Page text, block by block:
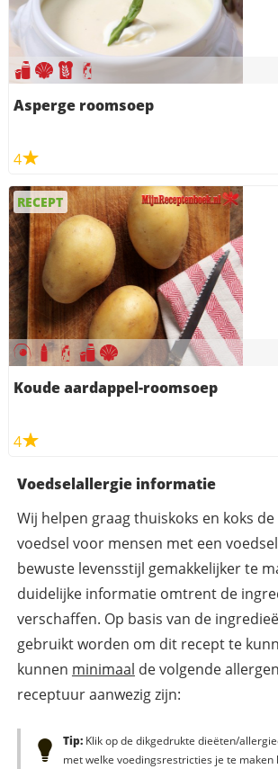
Asperge roomsoep
4
RECEPT
Koude aardappel-roomsoep
4
Voedselallergie informatie
Wij helpen graag thuiskoks en koks
voedsel voor mensen met een
bewuste levensstijl gemakkelijker te
duidelijke informatie omtrent de
verschaffen. Op basis van de
gebruikt worden om dit recept te
kunnen minimaal de volgende
receptuur aanwezig zijn:
Tip:Klik op de dikgedrukte dieëten/
met welke voedingsrestricties je te maken